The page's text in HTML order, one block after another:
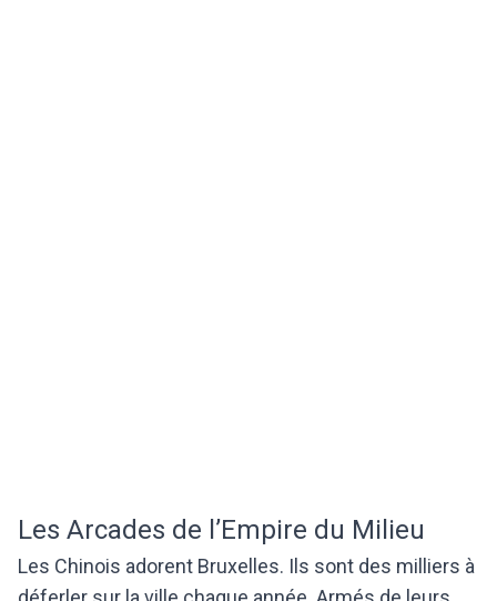
Les Arcades de l’Empire du Milieu
Les Chinois adorent Bruxelles. Ils sont des milliers à